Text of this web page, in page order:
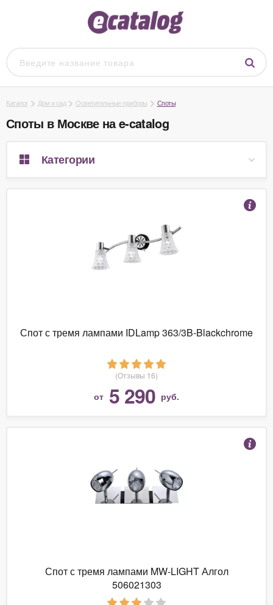
Каталог Дом и сад Осветительные приборы Споты
Споты в Москве на e-catalog
Категории
Спот с тремя лампами IDLamp 363/3B-Blackchrome
(Отзывы 16)
от 5 290 руб.
Спот с тремя лампами MW-LIGHT Алгол
506021303